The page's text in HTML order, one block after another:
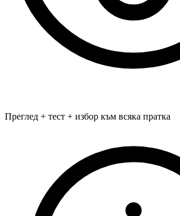
Преглед + тест + избор към всяка пратка